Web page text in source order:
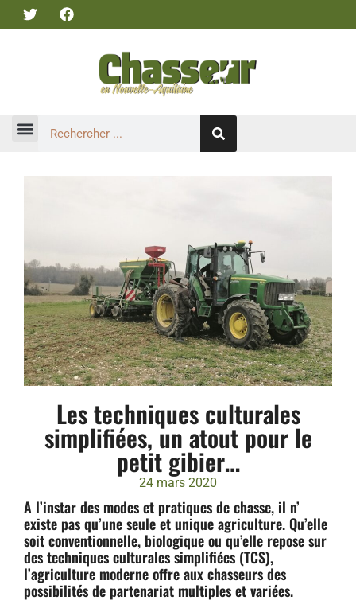
Les techniques culturales
simplifiées, un atout pour le
petit gibier…
24 mars 2020
A l’instar des modes et pratiques de chasse, il n’
existe pas qu’une seule et unique agriculture. Qu’elle
soit conventionnelle, biologique ou qu’elle repose sur
des techniques culturales simplifiées (TCS),
l’agriculture moderne offre aux chasseurs des
possibilités de partenariat multiples et variées.